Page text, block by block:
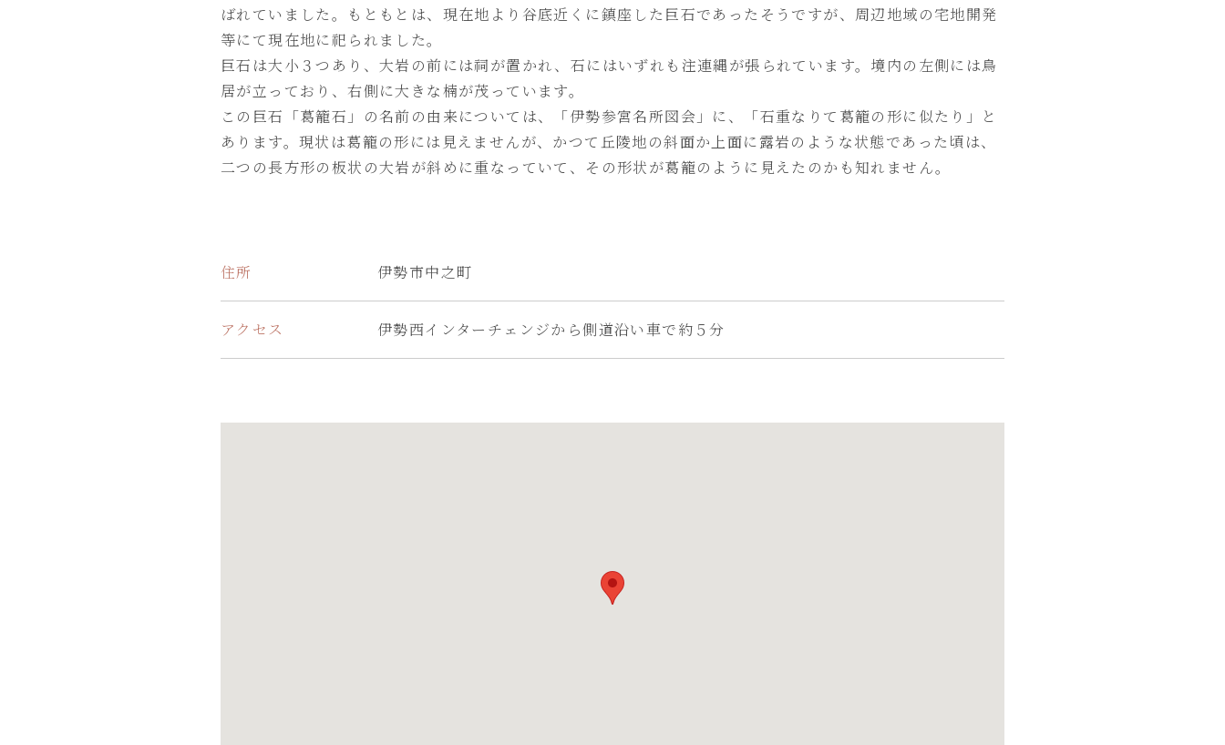
ばれていました。もともとは、現在地より谷底近くに鎮座した巨石であったそうですが、周辺地域の宅地開発
等にて現在地に祀られました。
巨石は大小３つあり、大岩の前には祠が置かれ、石にはいずれも注連縄が張られています。境内の左側には鳥
居が立っており、右側に大きな楠が茂っています。
この巨石「葛籠石」の名前の由来については、「伊勢参宮名所図会」に、「石重なりて葛籠の形に似たり」と
あります。現状は葛籠の形には見えませんが、かつて丘陵地の斜面か上面に露岩のような状態であった頃は、
二つの長方形の板状の大岩が斜めに重なっていて、その形状が葛籠のように見えたのかも知れません。
住所 伊勢市中之町
アクセス 伊勢西インターチェンジから側道沿い車で約５分